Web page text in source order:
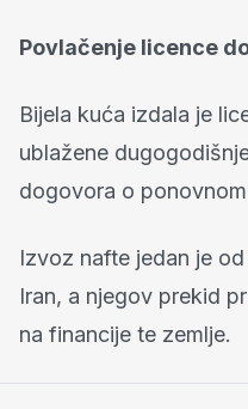
Povlačenje licence
Bijela kuća izdala je
ublažene
dogovora o
Izvoz nafte jedan je
Iran, a njegov prekid
na financije te zemlje.